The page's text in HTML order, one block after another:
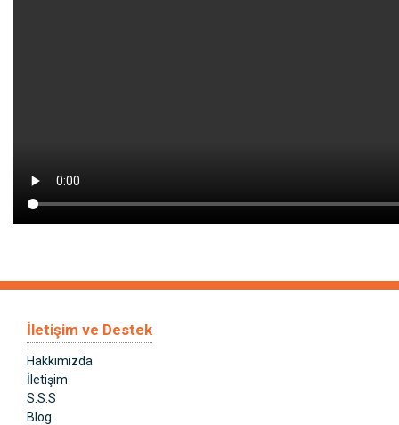
İletişim ve Destek
Hakkımızda
İletişim
S.S.S
Blog